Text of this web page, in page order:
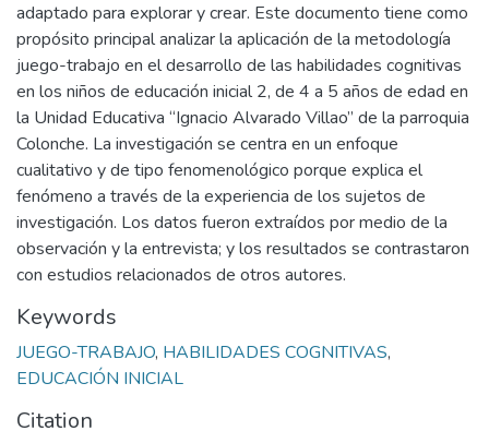
adaptado para explorar y crear. Este documento tiene como
propósito principal analizar la aplicación de la metodología
juego-trabajo en el desarrollo de las habilidades cognitivas
en los niños de educación inicial 2, de 4 a 5 años de edad en
la Unidad Educativa “Ignacio Alvarado Villao” de la parroquia
Colonche. La investigación se centra en un enfoque
cualitativo y de tipo fenomenológico porque explica el
fenómeno a través de la experiencia de los sujetos de
investigación. Los datos fueron extraídos por medio de la
observación y la entrevista; y los resultados se contrastaron
con estudios relacionados de otros autores.
Keywords
JUEGO-TRABAJO, HABILIDADES COGNITIVAS,
EDUCACIÓN INICIAL
Citation